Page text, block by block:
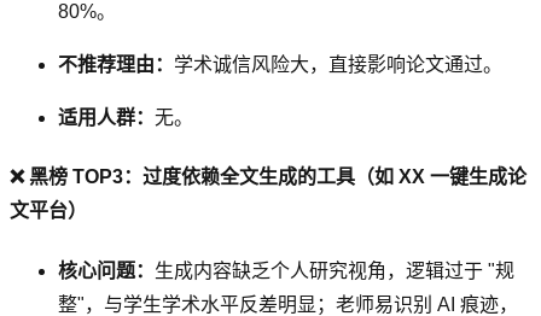
80%。
不推荐理由： 学术诚信风险大，直接影响论文通过。
适用人群： 无。
❌ 黑榜 TOP3：过度依赖全文生成的工具（如 XX 一键生成论
文平台）
核心问题： 生成内容缺乏个人研究视角，逻辑过于 "规
整"，与学生学术水平反差明显；老师易识别 AI 痕迹，